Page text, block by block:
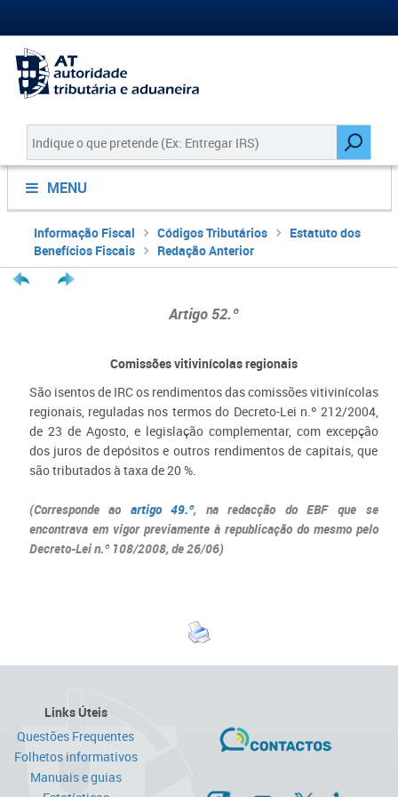
MENU
Informação Fiscal Códigos Tributários
Estatuto dos
Benefícios Fiscais
Redação Anterior
Artigo 52.º
Comissões vitivinícolas regionais
São isentos de IRC os rendimentos das comissões vitivinícolas
regionais, reguladas nos termos do Decreto-Lei n.º 212/2004,
de 23 de Agosto, e legislação complementar, com excepção
dos juros de depósitos e outros rendimentos de capitais, que
são tributados à taxa de 20 %.
(Corresponde ao artigo 49.º, na redacção do EBF que se
encontrava em vigor previamente à republicação do mesmo pelo
Decreto-Lei n.º 108/2008, de 26/06)
Links Úteis
Questões Frequentes
Folhetos informativos
Manuais e guias